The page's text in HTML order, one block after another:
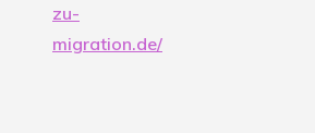
zu-
migration.de/